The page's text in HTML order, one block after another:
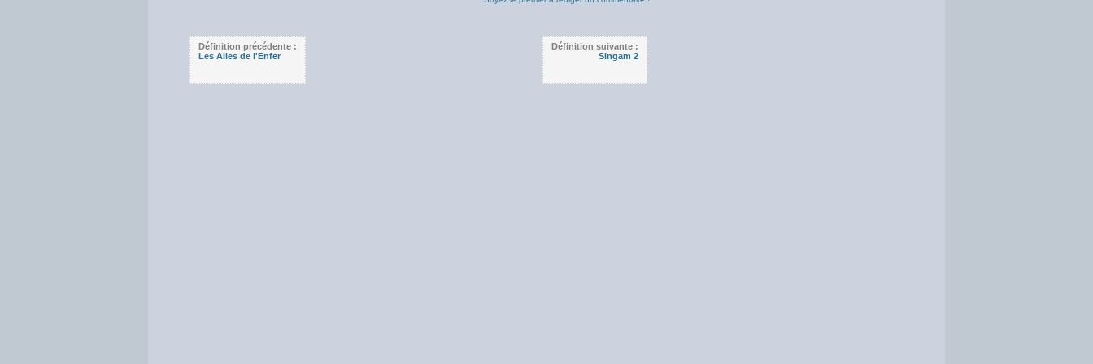
Définition précédente :
Les Ailes de l'Enfer
Définition suivante :
Singam 2